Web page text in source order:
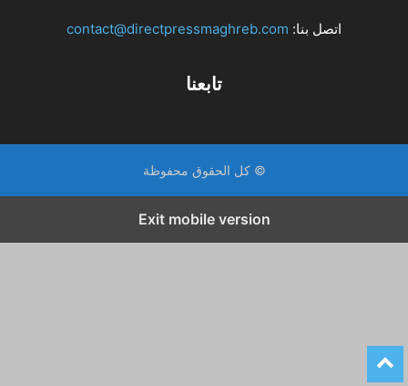
اتصل بنا: contact@directpressmaghreb.com
تابعنا
© كل الحقوق محفوظة
Exit mobile version